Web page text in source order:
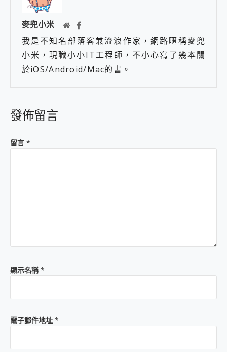
麥兜小米
我是不知名部落客兼流浪作家，網路暱稱麥兜
小米，現職小小IT工程師，不小心寫了幾本關
於iOS/Android/Mac的書。
發佈留言
留言 *
顯示名稱*
電子郵件地址 *